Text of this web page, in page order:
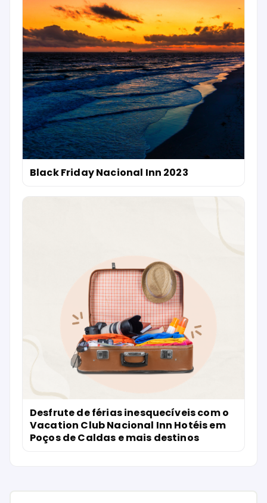
Black Friday Nacional Inn 2023
Desfrute de férias inesquecíveis com o
Vacation Club Nacional Inn Hotéis em
Poços de Caldas e mais destinos